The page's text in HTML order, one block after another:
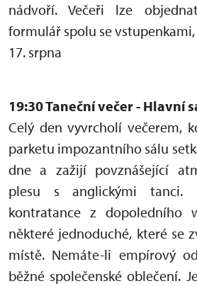
nádvoří. Večeři lze
formulář spolu se
17. srpna
19:30 Taneční večer - Hlavní
Celý den vyvrcholí večerem,
parketu impozantního sálu
dne a zažijí povznášející
plesu s anglickými tanci.
kontratance z dopoledního
některé jednoduché, které se
místě. Nemáte-li empírový
běžné společenské oblečení.